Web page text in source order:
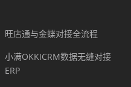
旺店通与金蝶对接全流程
小满OKKICRM数据无缝对接
ERP